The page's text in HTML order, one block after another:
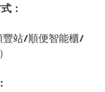
：
站/順便智能櫃/